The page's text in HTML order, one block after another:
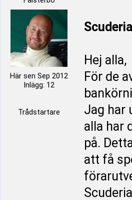
Här sen Sep 2012
Inlägg: 12
Trådstartare
Hej alla,
För de
Jag har
alla har
på.
att få